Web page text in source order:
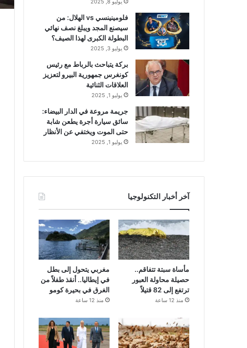
يوليو 8, 2025
فلومينينسي vs الهلال: من
سيصنع المجد ويبلغ نصف نهائي
البطولة الكبرى لهذا الصيف؟
يوليو 3, 2025
بركة يتباحث بالرباط مع رئيس
كونغرس جمهورية البيرو لتعزيز
العلاقات الثنائية
يوليو 1, 2025
جريمة مروعة في الدار البيضاء:
سائق سيارة أجرة يطعن شابة
حتى الموت ويختفي عن الأنظار
يوليو 1, 2025
آخر أخبار التكنولوجيا
مأساة سبتة تتفاقم..
حصيلة محاولة العبور
ترتفع إلى 82 قتيلاً
منذ 12 ساعة
مغربي يتحول إلى بطل
في إيطاليا.. أنقذ طفلاً من
الغرق في بحيرة كومو
منذ 12 ساعة